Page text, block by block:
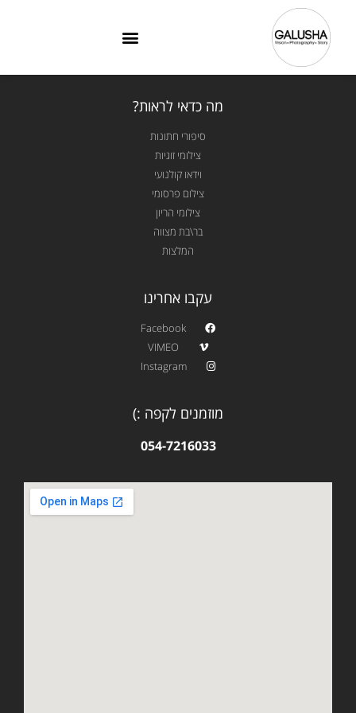
מה כדאי לראות?
סיפורי חתונות
צילומי זוגיות
וידאו קולנועי
צילום פרסומי
צילומי הריון
בר\בת מצווה
המלצות
עקבו אחרינו
Facebook
VIMEO
Instagram
מוזמנים לקפה :)
054-7216033